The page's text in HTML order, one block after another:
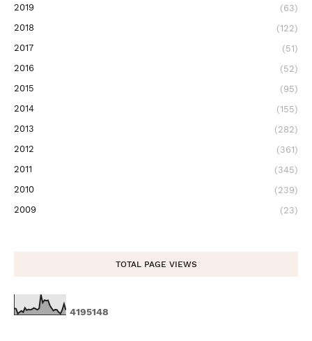
2019
(63)
2018
(122)
2017
(51)
2016
(52)
2015
(95)
2014
(155)
2013
(282)
2012
(361)
2011
(345)
2010
(239)
2009
(23)
TOTAL PAGE VIEWS
4195148